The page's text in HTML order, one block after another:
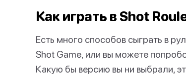
Как играть в Shot
Есть много способов сыграть в
Shot Game, или вы можете
Какую бы версию вы ни выбрали,